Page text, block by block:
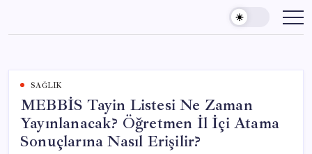
content
SAĞLIK
MEBBİS Tayin Listesi Ne Zaman
Yayınlanacak? Öğretmen İl İçi Atama
Sonuçlarına Nasıl Erişilir?